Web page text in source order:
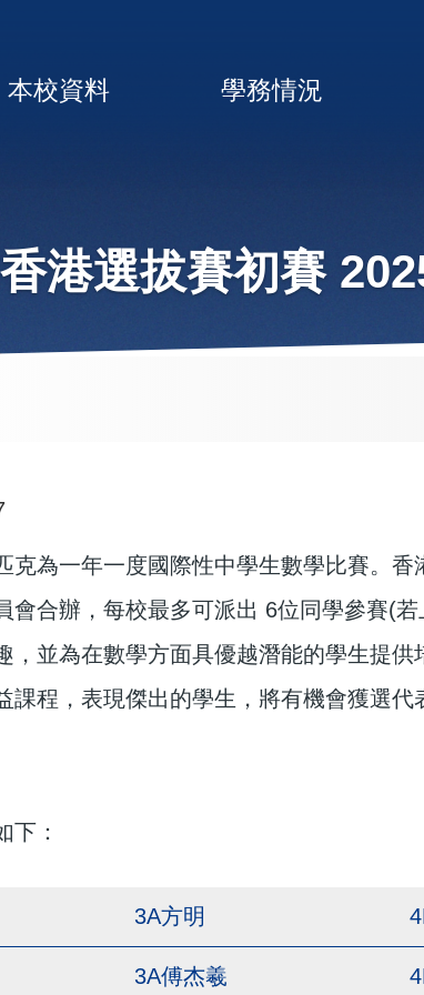
本校資料 學務情況
港選拔賽初賽
克為一年一度國際性中學生數學比賽。
會合辦，每校最多可派出 6位同學參賽(
，並為在數學方面具優越潛能的學生提
課程，表現傑出的學生，將有機會獲選
下：
3A方明
3A傅杰羲